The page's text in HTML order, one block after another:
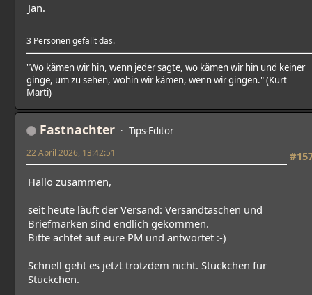
Jan.
3 Personen gefällt das.
"Wo kämen wir hin, wenn jeder sagte, wo kämen wir hin und keiner
ginge, um zu sehen, wohin wir kämen, wenn wir gingen." (Kurt
Marti)
Fastnachter Tips-Editor
22 April 2026, 13:42:51
Hallo zusammen,
seit heute läuft der Versand: Versandtaschen und
Briefmarken sind endlich gekommen.
Bitte achtet auf eure PM und antwortet :-)
Schnell geht es jetzt trotzdem nicht. Stückchen für
Stückchen.